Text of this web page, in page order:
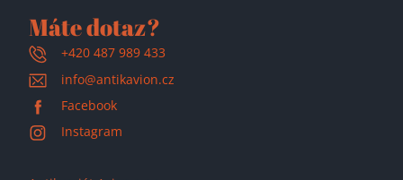
Máte dotaz?
+420 487 989 433
info@antikavion.cz
Facebook
Instagram